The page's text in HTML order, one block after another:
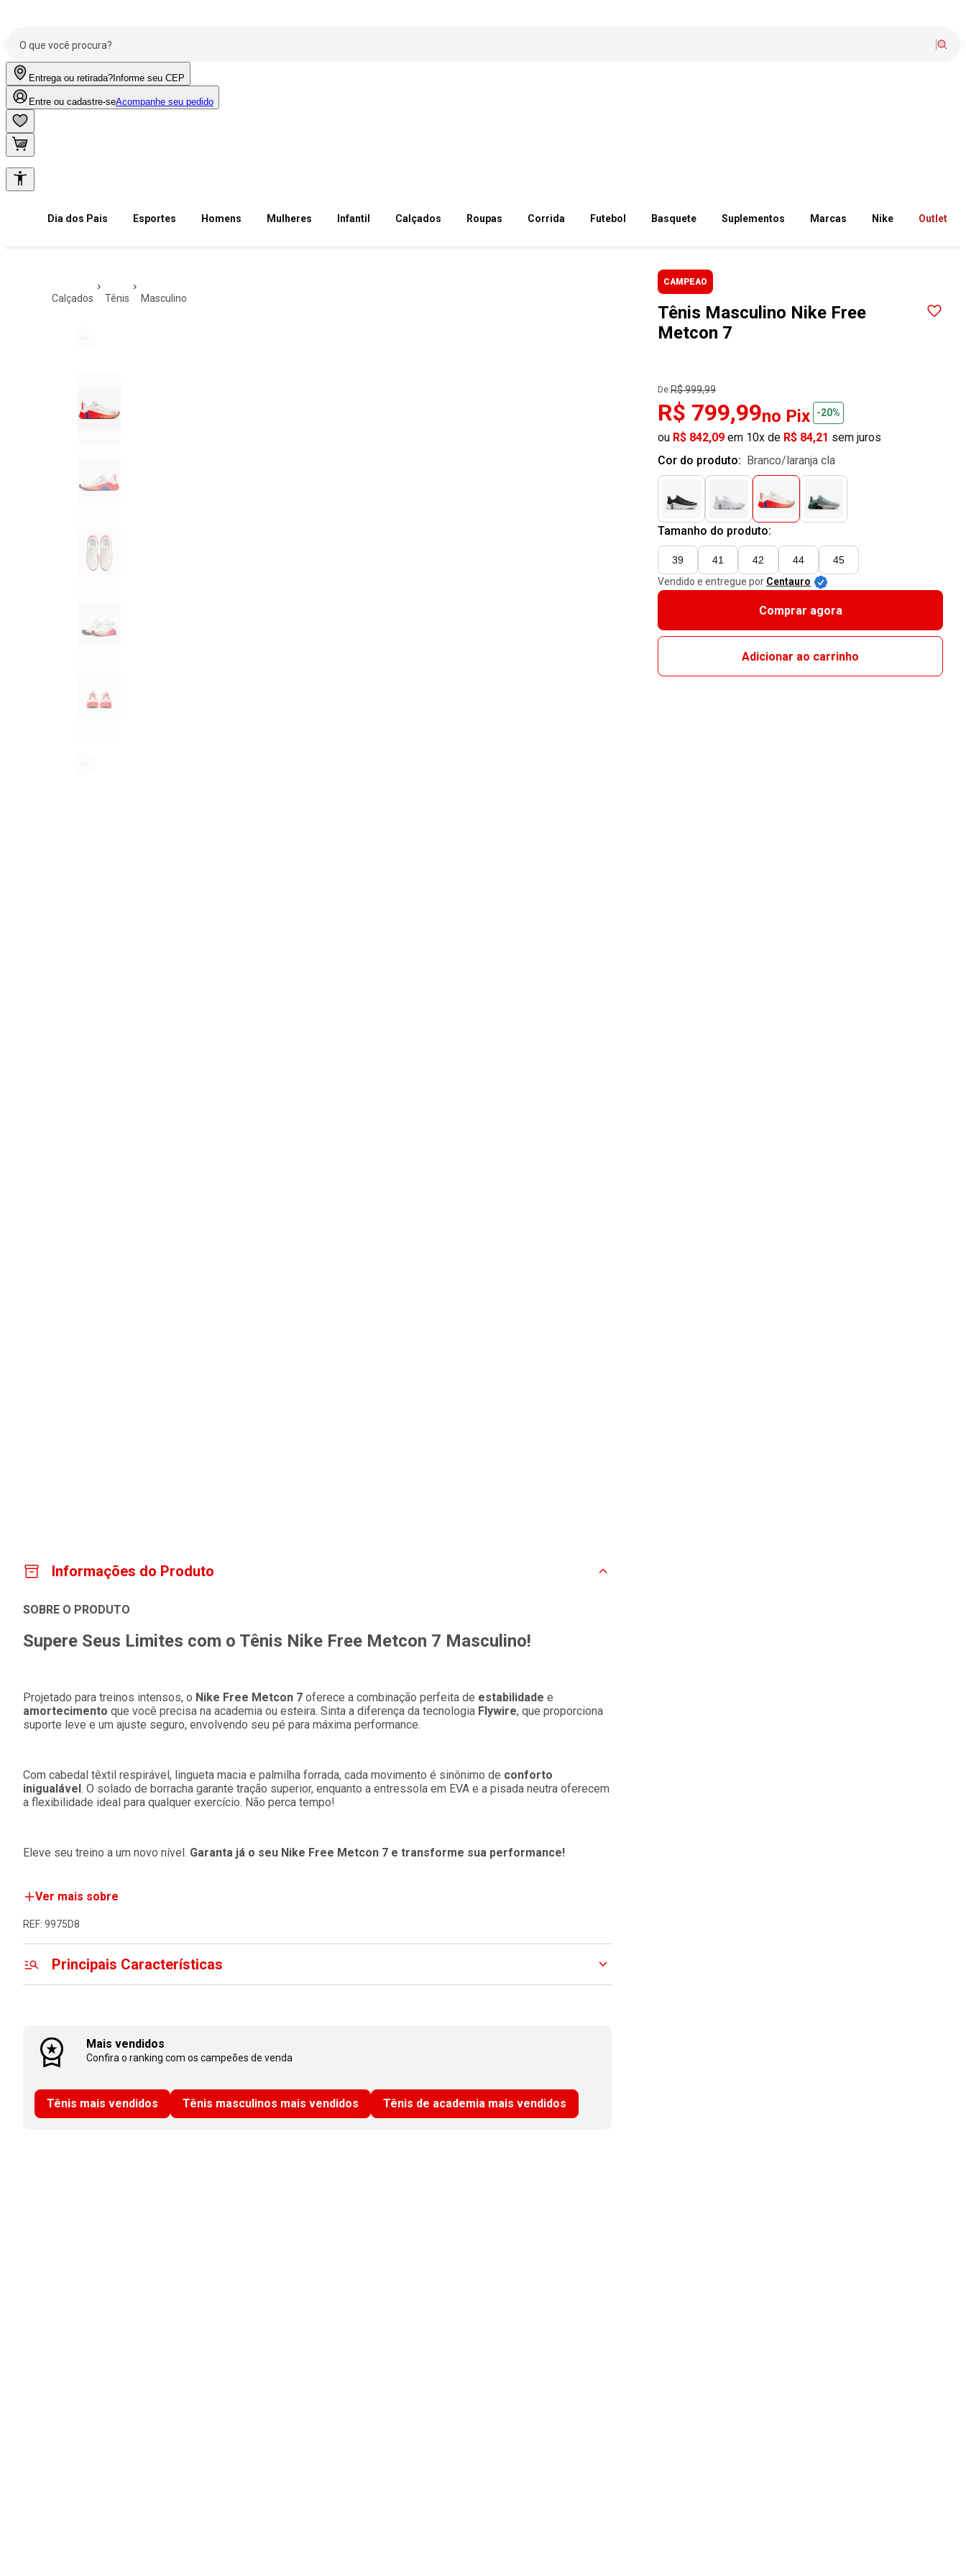
Entrega ou retirada? Informe seu CEP
Entre ou cadastre-seAcompanhe seu pedido
Dia dos Pais Esportes Homens Mulheres Infantil Calçados Roupas Corrida Futebol Basquete Suplementos Marcas Nike Outlet
calçados tênis masculino
CAMPEAO
Tênis Masculino Nike Free
Metcon 7
De:R$ 999,99
R$ 799,99no Pix -20%
ou R$ 842,09 em 10x de R$ 84,21 sem juros
Cor do produto:
branco/laranja cla
Tamanho do produto:
39 41 42 44
45
Vendido e entregue por Centauro
Comprar agora
Adicionar ao carrinho
Informações do Produto
SOBRE O PRODUTO
Supere Seus Limites com o Tênis Nike Free Metcon 7 Masculino!
Projetado para treinos intensos, o Nike Free Metcon 7 oferece a combinação perfeita de estabilidade e
amortecimento que você precisa na academia ou esteira. Sinta a diferença da tecnologia Flywire, que proporciona
suporte leve e um ajuste seguro, envolvendo seu pé para máxima performance.
Com cabedal têxtil respirável, lingueta macia e palmilha forrada, cada movimento é sinônimo de conforto
inigualável. O solado de borracha garante tração superior, enquanto a entressola em EVA e a pisada neutra oferecem
a flexibilidade ideal para qualquer exercício. Não perca tempo!
Eleve seu treino a um novo nível. Garanta já o seu Nike Free Metcon 7 e transforme sua performance!
Ver mais sobre
REF: 9975D8
Principais Características
Mais vendidos
Confira o ranking com os campeões de venda
Tênis mais vendidos Tênis masculinos mais vendidos Tênis de academia mais vendidos